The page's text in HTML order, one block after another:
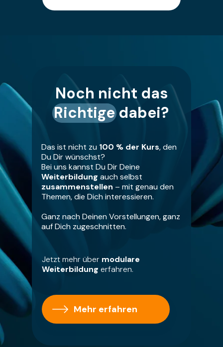
Noch nicht das
Richtige dabei?
Jetzt mehr über modulare
Weiterbildung erfahren.
Mehr erfahren
Das ist nicht zu 100 % der Kurs, den
Du Dir wünschst?
Bei uns kannst Du Dir Deine
Weiterbildung auch selbst
zusammenstellen – mit genau den
Themen, die Dich interessieren.
Ganz nach Deinen Vorstellungen, ganz
auf Dich zugeschnitten.